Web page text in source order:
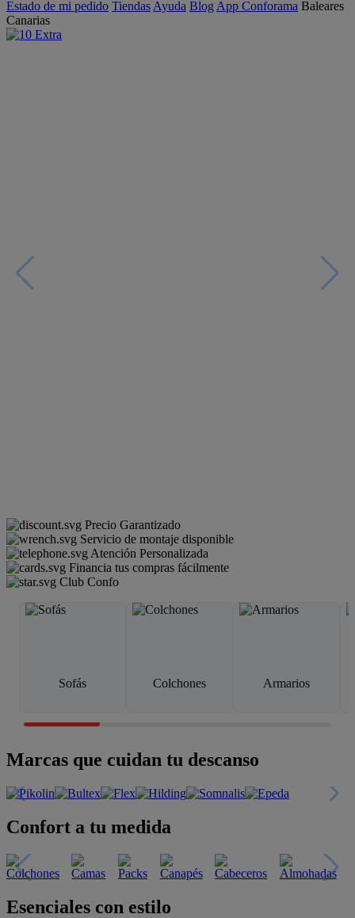
Estado de mi pedido Tiendas Ayuda Blog App Conforama Baleares
Canarias
Precio Garantizado
Servicio de montaje disponible
Atención Personalizada
Financia tus compras fácilmente
Club Confo
Sofás Colchones Armarios
Marcas que cuidan tu descanso
Confort a tu medida
Esenciales con estilo